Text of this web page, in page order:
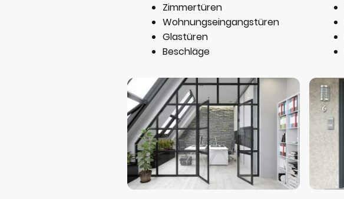
Zimmertüren
Wohnungseingangstüren
Glastüren
Beschläge